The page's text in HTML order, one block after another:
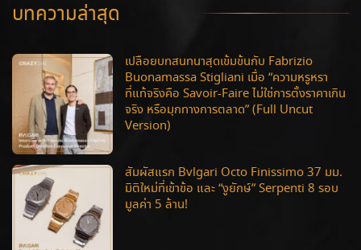
บทความล่าสุด
เปลือยบทสนทนาสุดเข้มข้นกับ Fabrizio
Buonamassa Stigliani เมื่อ “ความหรูหรา
ที่แท้จริงคือ Savoir-Faire ไม่ใช่การตั้งราคาเกิน
จริง หรือมุกทางการตลาด” (Full Uncut
Version)
สัมผัสแรก Bvlgari Octo Finissimo 37 มม.
มิติใหม่ที่เข้าข้อ และ “งูยักษ์” Serpenti 8 รอบ
มูลค่า 5 ล้าน!